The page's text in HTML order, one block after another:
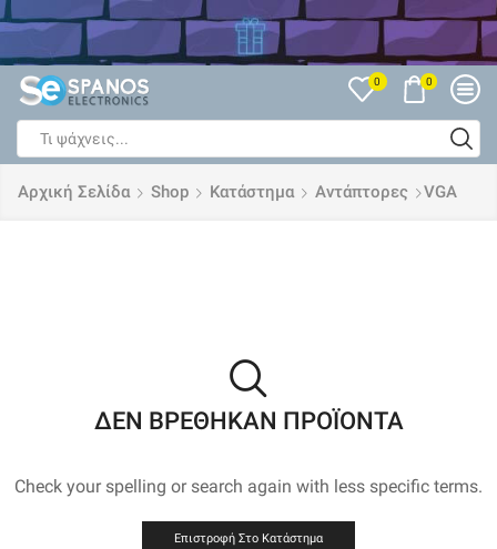
Δείτε όλες τις Εκπτώσεις
0 0
input
Αρχική Σελίδα Shop Κατάστημα Αντάπτορες VGA
ΔΕΝ ΒΡΈΘΗΚΑΝ ΠΡΟΪΌΝΤΑ
Check your spelling or search again with less specific terms.
Επιστροφή Στο Κατάστημα